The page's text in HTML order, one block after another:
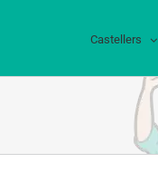
Castellers